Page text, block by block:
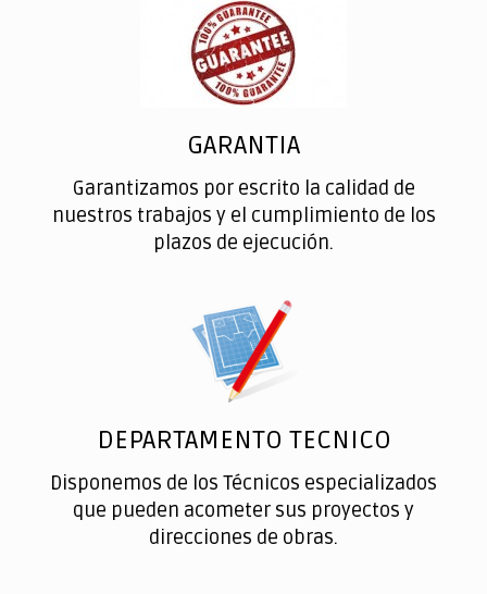
GARANTIA
Garantizamos por escrito la calidad de
nuestros trabajos y el cumplimiento de los
plazos de ejecución.
DEPARTAMENTO TECNICO
Disponemos de los Técnicos especializados
que pueden acometer sus proyectos y
direcciones de obras.